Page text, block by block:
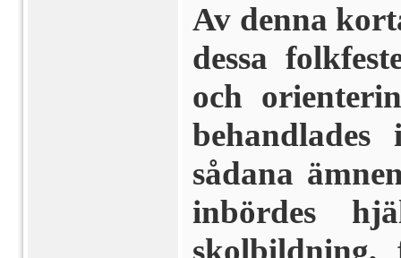
Av denna
dessa
och
sådana
inbördes
skolbildning,